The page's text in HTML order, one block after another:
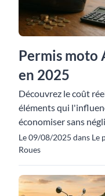
Permis moto
en 2025
Découvrez le coût
éléments qui
économiser sans
Le 09/08/2025 dans Le
Roues